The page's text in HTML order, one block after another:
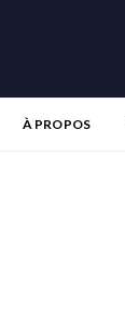
À PROPOS